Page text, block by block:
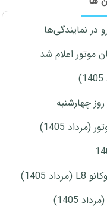
1405)
1405)